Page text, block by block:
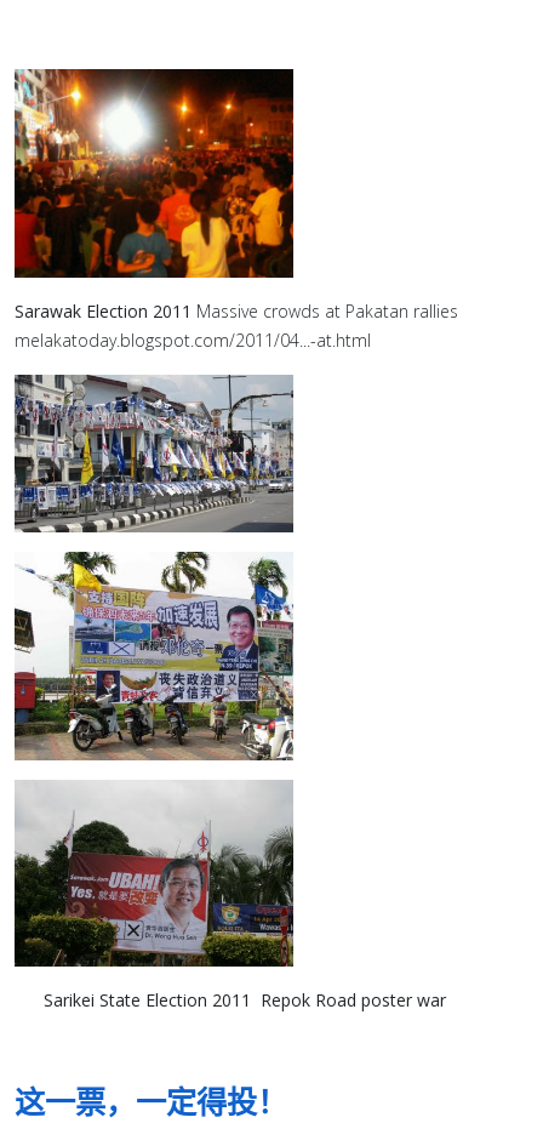
Sarawak Election 2011 Massive crowds at Pakatan rallies
melakatoday.blogspot.com/2011/04...-at.html
Sarikei State Election 2011 Repok Road poster war
这一票，一定得投！